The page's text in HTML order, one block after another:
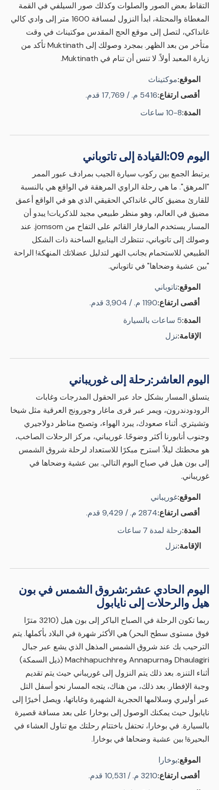
التقاط بعض الصور والصلوات وكذلك صور السيلفي في القمة
المغطاة والمحتلة، ابدأ النزول لمسافة 1600 متر إلى وادي كالي
غانداكي، لتصل إلى موقع الحج المقدس موكتيناث في وقت
متأخر من بعد الظهر. بمجرد وصولك إلى Muktinath تأكد من
زيارة المعبد أولاً. لا تنس أن تنام في Muktinath.
الموقع:موكتيناث
أقصى ارتفاع:5416 م. / 17,769 قدم.
المدة:8-10 ساعات
اليوم 09: القيادة إلى تاتوباني
يرتبط الجمع بين ركوب سيارة الجيب بمرادف عبور الممر
"المرهق". ما هي رحلة الراوي المرهقة في الواقع هي بالنسبة
للقارئ مضيق كالي غانداكي الحقيقي الذي هو في الواقع أعمق
مضيق في العالم، وهو منظر طبيعي مجيد للذكريات! يبدو أن
المسار يستخدم المارفار القائم على التفاح من jomsom. عند
وصولك إلى تاتوباني، تنتظرك الينابيع الساخنة ذات الشكل
الطبيعي للاستحمام بجانب النهر لتدليل عضلاتك المنهكة! الراحة
"بين عشية وضحاها" في تاتوباني.
الموقع:تاتوباني
أقصى ارتفاع:1190 م. / 3,904 قدم.
المدة:5 ساعات بالسيارة
الإقامة:نزل
اليوم العاشر:رحلة إلى غوريباني
يتسلق المسار بشكل حاد عبر الحقول المدرجات وغابات
الرودودندرون، ويمر عبر قرى ماغار وجورونج العرقية مثل شيخا
وتشيتري. أثناء صعودك، يبرد الهواء، وتصبح مناظر دولاجيري
وجنوب أنابورنا أكثر وضوحًا. غوريباني، مركز الرحلات الصاخب،
هو محطتك ليلاً. استرح مبكرًا للاستعداد لرحلة شروق الشمس
إلى بون هيل في صباح اليوم التالي. بين عشية وضحاها في
غوريباني.
الموقع:غوريباني
أقصى ارتفاع:2874 م. / 9,429 قدم.
المدة:رحلة لمدة 7 ساعات
الإقامة:نزل
اليوم الحادي عشر:شروق الشمس في بون
هيل والرحلات إلى نايابول
ربما تكون الرحلة في الصباح الباكر إلى بون هيل (3210 مترًا
فوق مستوى سطح البحر) هي الأكثر شهرة في البلاد بأكملها. يتم
الترحيب بك عند شروق الشمس المذهل الذي يشع عبر جبال
Dhaulagiri وAnnapurna وMachhapuchhre (ذيل السمكة)
أثناء التنزه. بعد ذلك يتم النزول إلى غوريباني حيث يتم تقديم
وجبة الإفطار. بعد ذلك، من هناك، يتجه المسار نحو أسفل التل
عبر أوليري وسلالمها الحجرية الشهيرة وغاباتها، ويصل أخيرًا إلى
نايابول حيث يمكنك الوصول إلى بوخارا على بعد مسافة قصيرة
بالسيارة. في بوخارا، تحتفل باختتام رحلتك مع تناول العشاء في
البحيرة! بين عشية وضحاها في بوخارا.
الموقع:بوخارا
أقصى ارتفاع:3210 م. / 10,531 قدم.